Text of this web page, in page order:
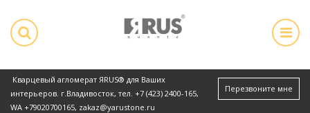
Кварцевый агломерат ЯRUS® для Ваших
интерьеров. г.Владивосток, тел. +7 (423) 2400-165,
WA +79020700165, zakaz@yarustone.ru
Перезвоните мне